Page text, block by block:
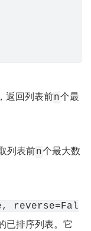
，返回列表前n个最
列表前n个最大数
reverse=Fal
已排序列表。它